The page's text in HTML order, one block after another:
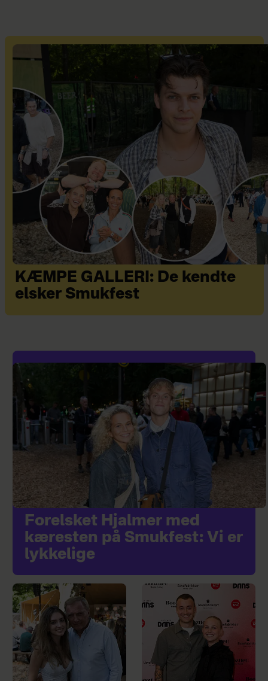
KÆMPE GALLERI: De kendte
elsker Smukfest
Forelsket Hjalmer med
kæresten på Smukfest: Vi er
lykkelige